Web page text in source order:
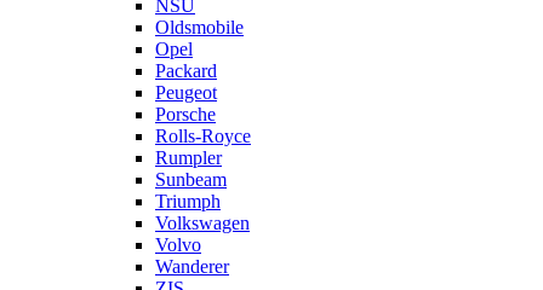
NSU
Oldsmobile
Opel
Packard
Peugeot
Porsche
Rolls-Royce
Rumpler
Sunbeam
Triumph
Volkswagen
Volvo
Wanderer